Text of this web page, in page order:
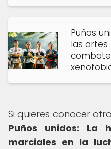
Puños
las artes
Si quieres conocer
Puños unidos: La
marciales en la